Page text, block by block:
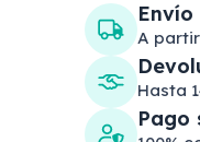
A
Hasta
Pago